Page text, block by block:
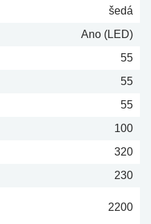
šedá
Ano (LED)
55
55
55
100
320
230
2200